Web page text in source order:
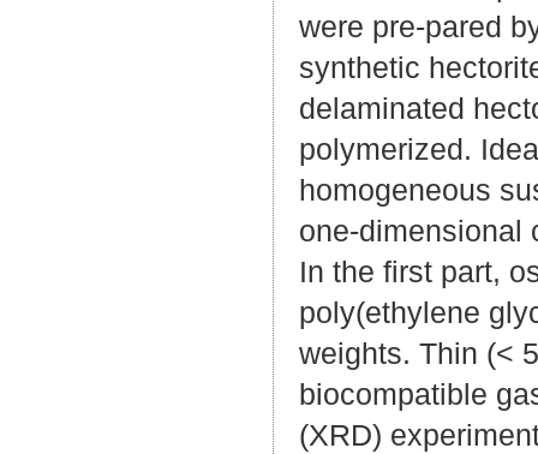
were pre-pared
synthetic
delaminated
polymerized.
homogeneous
one-dimensional
In the first part,
poly(ethylene
weights. Thin (<
biocompatible
(XRD)